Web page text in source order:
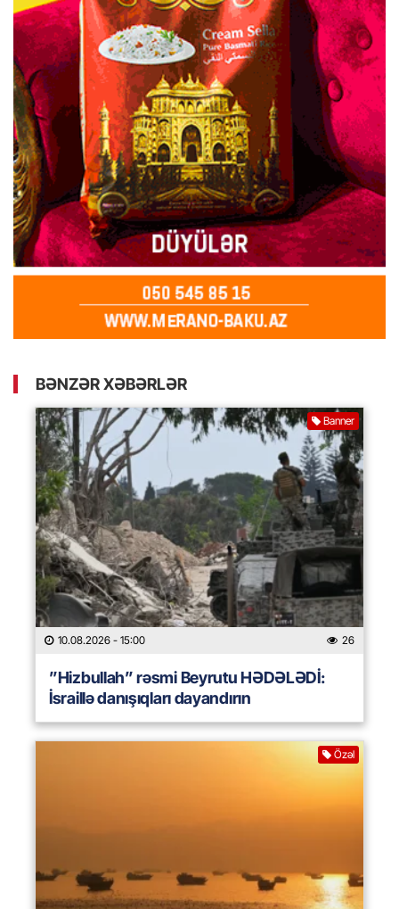
BƏNZƏR XƏBƏRLƏR
Banner
10.08.2026 - 15:00 26
”Hizbullah” rəsmi Beyrutu HƏDƏLƏDİ:
İsraillə danışıqları dayandırın
Özəl